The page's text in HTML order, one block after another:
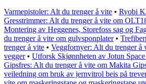
Varmepistoler: Alt du trenger å vite • Ryobi
Gresstrimmer: Alt du trenger å vite om
Montering av Heggenes, Storefoss sag og
du trenger å vite om gulvsponplater•
trenger å vite • Veggfornyer: Alt du trenger å
vegger• Utforsk Skjønnheten av Jotun
Gipsfres: Alt du trenger å vite om Makita
veiledning om bruk av jernvitrol beis på